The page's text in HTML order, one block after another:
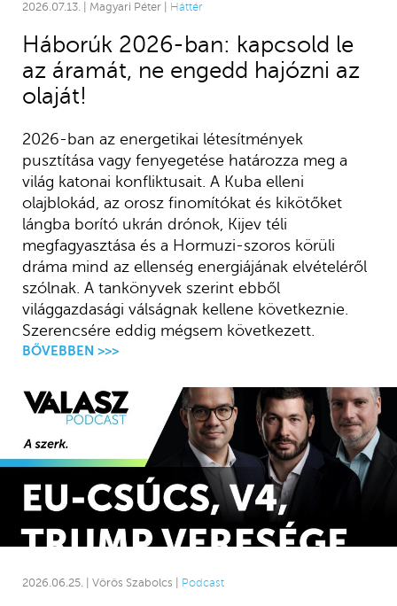
2026.07.13. | Magyari Péter | Háttér
Háborúk 2026-ban: kapcsold le
az áramát, ne engedd hajózni az
olaját!
2026-ban az energetikai létesítmények
pusztítása vagy fenyegetése határozza meg a
világ katonai konfliktusait. A Kuba elleni
olajblokád, az orosz finomítókat és kikötőket
lángba borító ukrán drónok, Kijev téli
megfagyasztása és a Hormuzi-szoros körüli
dráma mind az ellenség energiájának elvételéről
szólnak. A tankönyvek szerint ebből
világgazdasági válságnak kellene következnie.
Szerencsére eddig mégsem következett.
BŐVEBBEN >>>
2026.06.25. | Vörös Szabolcs | Podcast